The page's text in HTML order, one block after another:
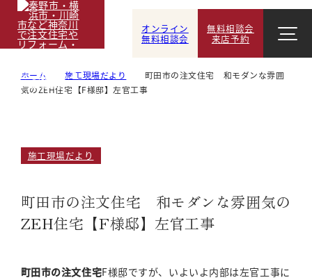
オンライン
無料相談会
無料相談会
来店予約
ホーム 施工現場だより
町田市の注文住宅 和モダンな雰囲
気のZEH住宅【F様邸】左官工事
施工現場だより
町田市の注文住宅 和モダンな雰囲気の
ZEH住宅【F様邸】左官工事
町田市の注文住宅F様邸ですが、いよいよ内部は左官工事に